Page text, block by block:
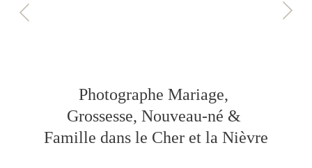
Photographe Mariage,
Grossesse, Nouveau-né &
Famille dans le Cher et la Nièvre